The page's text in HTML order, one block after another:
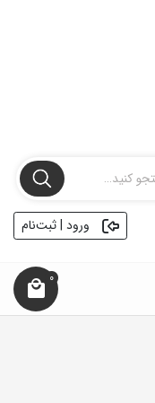
ورود | ثبت‌نام
0